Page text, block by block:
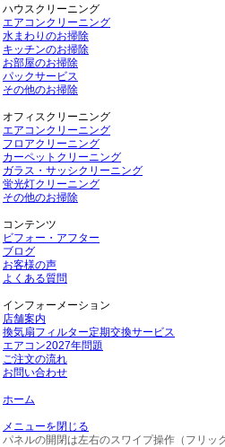
ハウスクリーニング
エアコンクリーニング
水まわりのお掃除
キッチンのお掃除
お部屋のお掃除
パックサービス
その他のお掃除
オフィスクリーニング
エアコンクリーニング
フロアクリーニング
カーペットクリーニング
ガラス・サッシクリーニング
蛍光灯クリーニング
その他のお掃除
コンテンツ
ビフォー・アフター
ブログ
お客様の声
よくある質問
インフォーメーション
店舗案内
換気扇フィルター定期交換サービス
エアコン2027年問題
ご注文の流れ
お問い合わせ
ホーム
メニューを閉じる
パネルの開閉は左右のスワイプ操作（フリッ